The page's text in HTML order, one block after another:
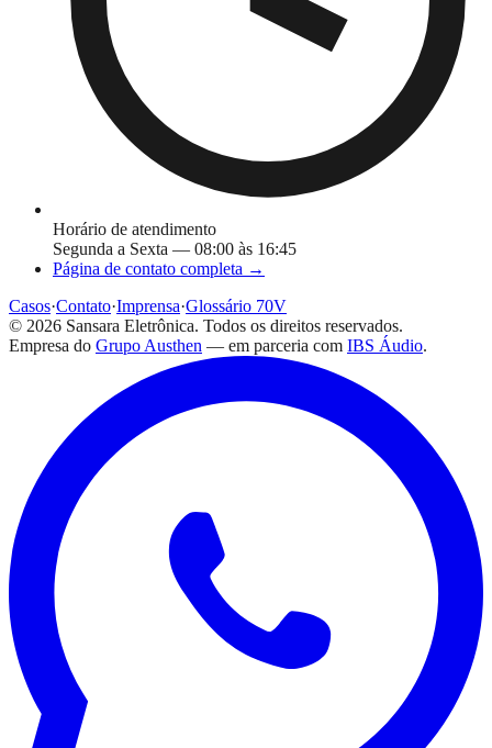
Horário de atendimento
Segunda a Sexta — 08:00 às 16:45
Página de contato completa →
Casos·Contato·Imprensa·Glossário 70V
© 2026 Sansara Eletrônica. Todos os direitos reservados.
Empresa do Grupo Austhen — em parceria com IBS Áudio.